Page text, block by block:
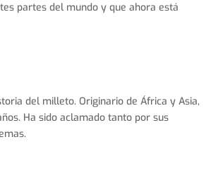
partes del mundo y que ahora está
del milleto. Originario de África y Asia,
Ha sido aclamado tanto por sus